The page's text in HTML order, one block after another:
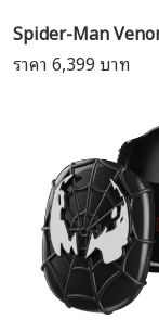
Spider-Man
ราคา 6,399 บาท